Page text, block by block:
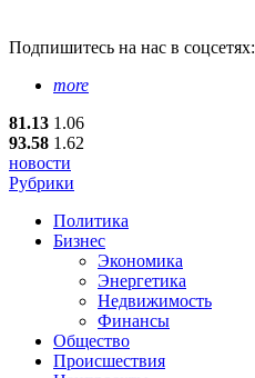
Подпишитесь на нас в соцсетях:
more
81.13 1.06
93.58 1.62
новости
Рубрики
Политика
Бизнес
Экономика
Энергетика
Недвижимость
Финансы
Общество
Происшествия